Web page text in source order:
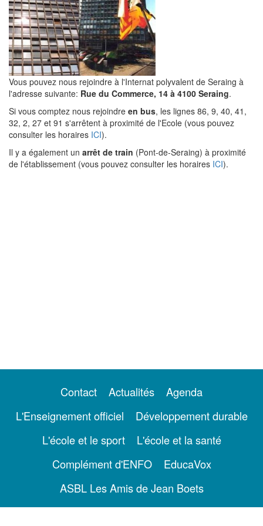
Vous pouvez nous rejoindre à l'Internat polyvalent de Seraing à
l'adresse suivante: Rue du Commerce, 14 à 4100 Seraing.
Si vous comptez nous rejoindre en bus, les lignes 86, 9, 40, 41,
32, 2, 27 et 91 s'arrêtent à proximité de l'Ecole (vous pouvez
consulter les horaires ICI).
Il y a également un arrêt de train (Pont-de-Seraing) à proximité
de l'établissement (vous pouvez consulter les horaires ICI).
Contact Actualités
Agenda
L'Enseignement officiel
Développement durable
L'école et le sport
L'école et la santé
Complément d'ENFO
EducaVox
ASBL Les Amis de Jean Boets